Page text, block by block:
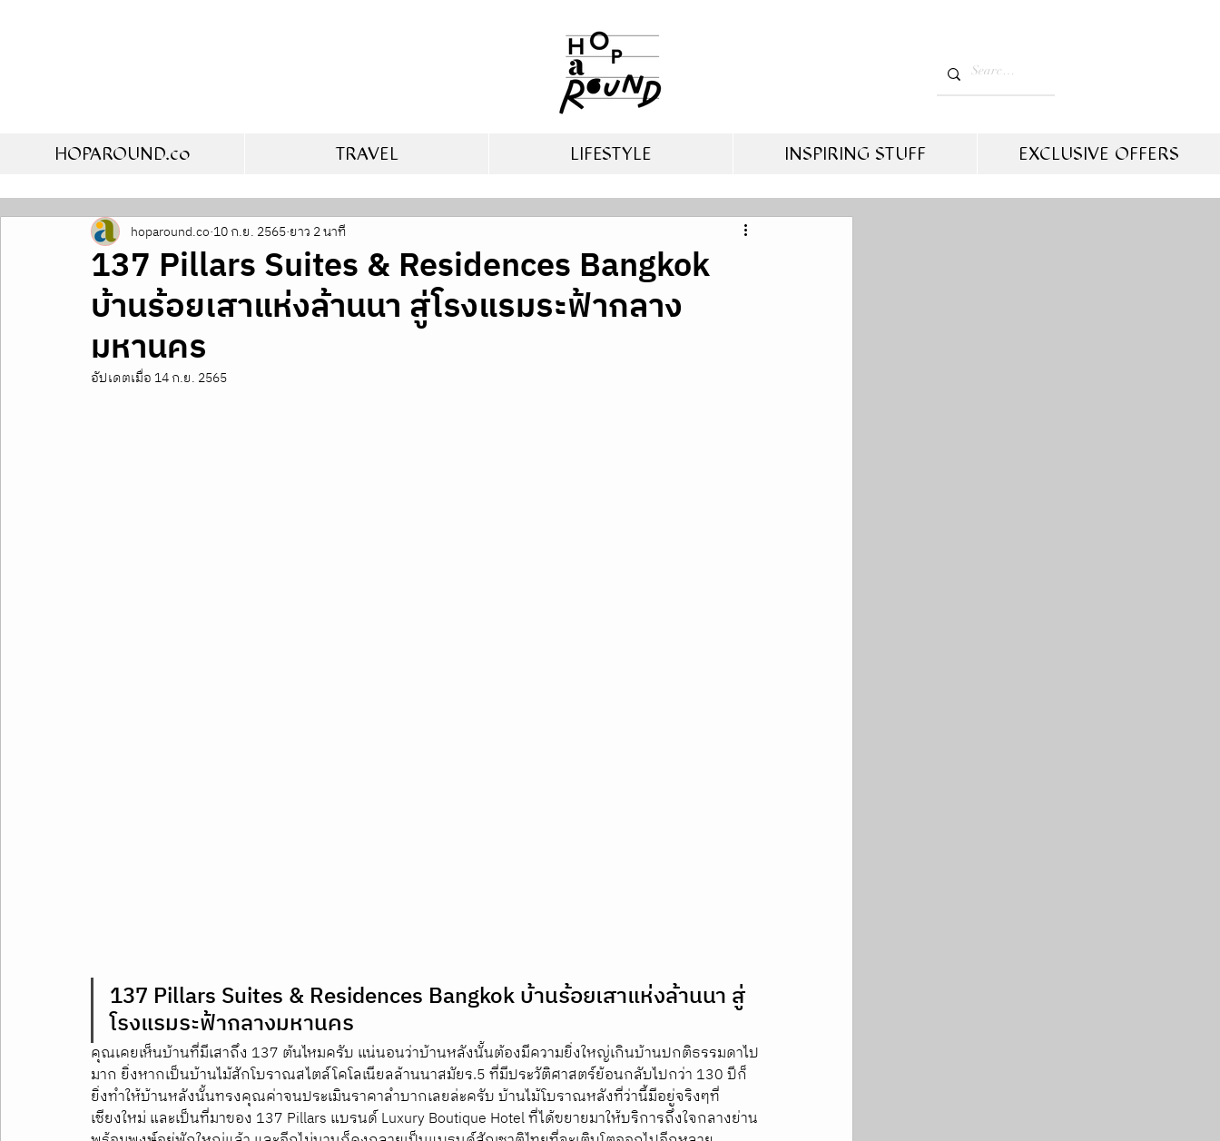
HOPAROUND.co TRAVEL LIFESTYLE INSPIRING STUFF EXCLUSIVE OFFERS
137 Pillars Suites & Residences Bangkok
บ้านร้อยเสาแห่งล้านนา สู่โรงแรมระฟ้ากลาง
มหานคร
hoparound.co 10 ก.ย. 2565 ยาว 2 นาที
อัปเดตเมื่อ 14 ก.ย. 2565
137 Pillars Suites & Residences Bangkok บ้านร้อยเสาแห่งล้านนา สู่
โรงแรมระฟ้ากลางมหานคร
คุณเคยเห็นบ้านที่มีเสาถึง 137 ต้นไหมครับ แน่นอนว่าบ้านหลังนั้นต้องมีความยิ่งใหญ่เกินบ้านปกติธรรมดาไป
มาก ยิ่งหากเป็นบ้านไม้สักโบราณสไตล์โคโลเนียลล้านนาสมัยร.5 ที่มีประวัติศาสตร์ย้อนกลับไปกว่า 130 ปีก็
ยิ่งทำให้บ้านหลังนั้นทรงคุณค่าจนประเมินราคาลำบากเลยล่ะครับ บ้านไม้โบราณหลังที่ว่านี้มีอยู่จริงๆที่
เชียงใหม่ และเป็นที่มาของ 137 Pillars แบรนด์ Luxury Boutique Hotel ที่ได้ขยายมาให้บริการถึงใจกลางย่าน